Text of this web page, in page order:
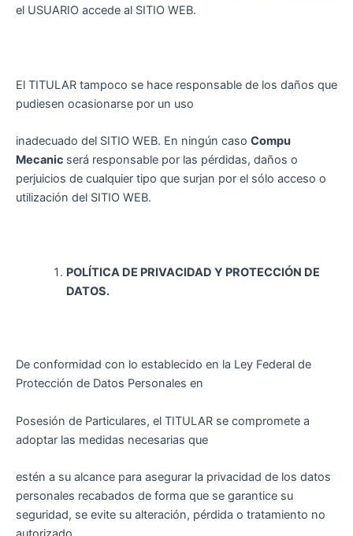
el USUARIO accede al SITIO WEB.
El TITULAR tampoco se hace responsable de los daños que
pudiesen ocasionarse por un uso
inadecuado del SITIO WEB. En ningún caso Compu
Mecanic será responsable por las pérdidas, daños o
perjuicios de cualquier tipo que surjan por el sólo acceso o
utilización del SITIO WEB.
POLÍTICA DE PRIVACIDAD Y PROTECCIÓN DE
DATOS.
De conformidad con lo establecido en la Ley Federal de
Protección de Datos Personales en
Posesión de Particulares, el TITULAR se compromete a
adoptar las medidas necesarias que
estén a su alcance para asegurar la privacidad de los datos
personales recabados de forma que se garantice su
seguridad, se evite su alteración, pérdida o tratamiento no